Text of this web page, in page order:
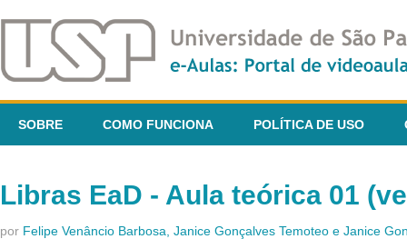
SOBRE COMO FUNCIONA POLÍTICA DE USO
Libras EaD - Aula teórica 01
por Felipe Venâncio Barbosa, Janice Gonçalves Temoteo e Janice